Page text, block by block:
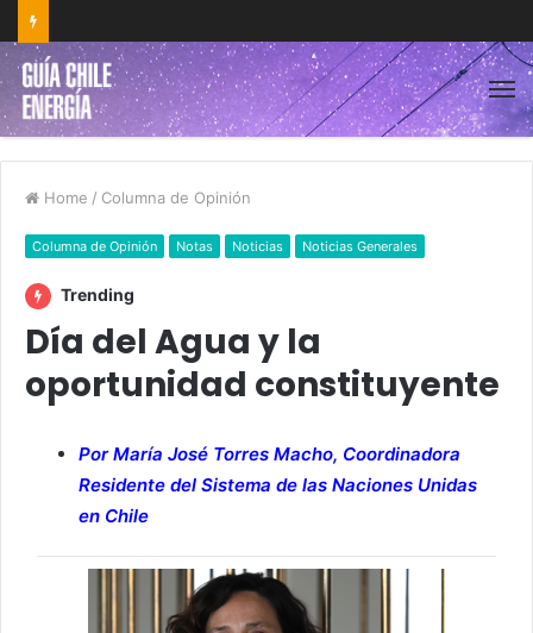
Home / Columna de Opinión
Columna de Opinión Notas Noticias Noticias Generales
Trending
Día del Agua y la
oportunidad constituyente
Por María José Torres Macho, Coordinadora
Residente del Sistema de las Naciones Unidas
en Chile